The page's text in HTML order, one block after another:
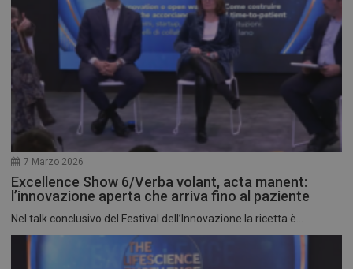
7 Marzo 2026
Excellence Show 6/Verba volant, acta manent:
l’innovazione aperta che arriva fino al paziente
Nel talk conclusivo del Festival dell’Innovazione la ricetta è...